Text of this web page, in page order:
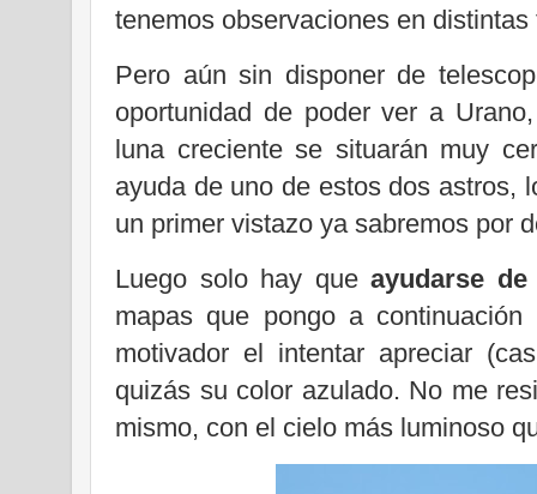
tenemos observaciones en distintas
Pero aún sin disponer de
oportunidad de poder ver a
luna creciente se situarán muy
ayuda de uno de estos dos astros,
un primer vistazo ya sabremos por
Luego solo hay queayudarse
mapas que pongo a
motivador el intentar apreciar
quizás su color azulado. No me
mismo, con el cielo más luminoso